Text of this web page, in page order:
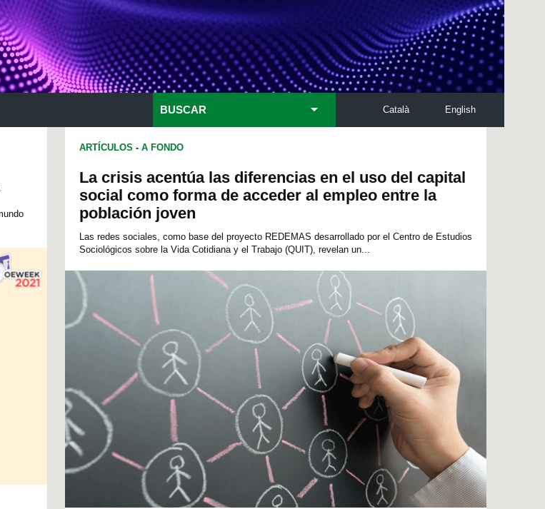
English
Català
BUSCAR
ARTÍCULOS - A FONDO
La crisis acentúa las diferencias en el uso del capital
social como forma de acceder al empleo entre la
población joven
Las redes sociales, como base del proyecto REDEMAS desarrollado por el Centro de Estudios
Sociológicos sobre la Vida Cotidiana y el Trabajo (QUIT), revelan un...